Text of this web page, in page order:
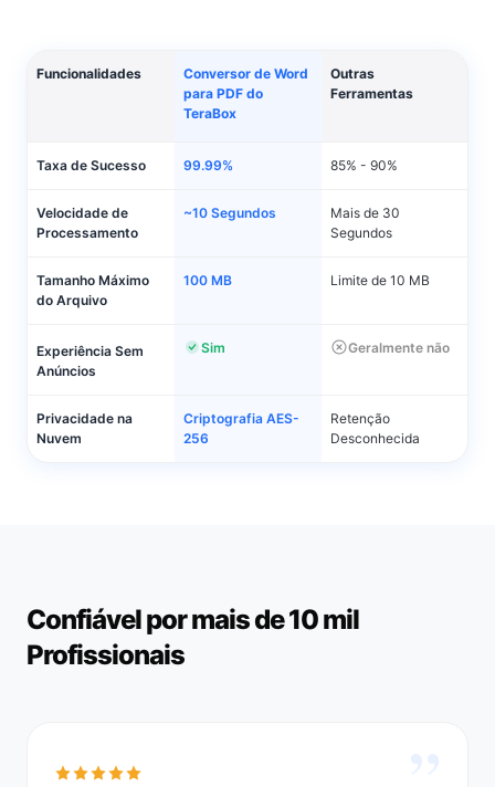
Funcionalidades
Conversor de Word
para PDF do
TeraBox
Outras
Ferramentas
Taxa de Sucesso 99.99% 85% - 90%
Velocidade de
Processamento
~10 Segundos
Mais de 30
Segundos
Tamanho Máximo
do Arquivo
100 MB Limite de 10 MB
Experiência Sem
Anúncios
Sim Geralmente não
Privacidade na
Nuvem
Criptografia AES-
256
Retenção
Desconhecida
Confiável por mais de 10 mil
Profissionais